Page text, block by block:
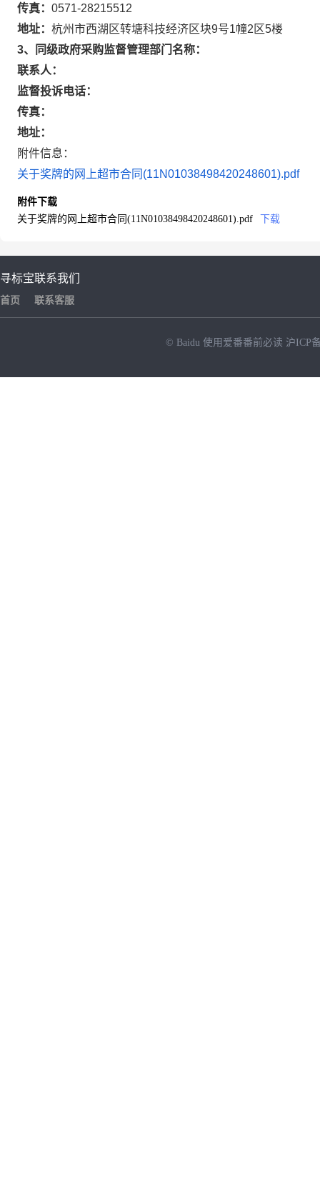
传真： 0571-28215512
地址： 杭州市西湖区转塘科技经济区块9号1幢2区5楼
3、同级政府采购监督管理部门名称：
联系人：
监督投诉电话：
传真：
地址：
附件信息：
关于奖牌的网上超市合同(11N01038498420248601).pdf
附件下载
关于奖牌的网上超市合同(11N01038498420248601).pdf
下载
寻标宝
首页
联系我们
联系客服
© Baidu 使用爱番番前必读 沪ICP